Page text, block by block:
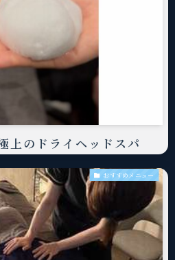
上のドライヘッドスパ
おすすめメニュー